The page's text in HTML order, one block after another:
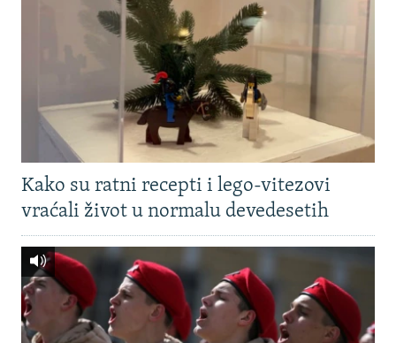
Kako su ratni recepti i lego-vitezovi
vraćali život u normalu devedesetih